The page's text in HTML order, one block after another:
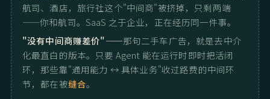
航司、酒店，旅行社这个"中间商"被挤掉，只剩两端
——你和航司。SaaS 之于企业，正在经历同一件事。
"没有中间商赚差价"——那句二手车广告，就是去中介
化最直白的版本。只要 Agent 能在运行时即时把活闭
环，那些靠"通用能力 ↔ 具体业务"收过路费的中间环
节，都在被缝合。